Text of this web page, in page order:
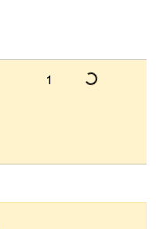
1 Daten werden